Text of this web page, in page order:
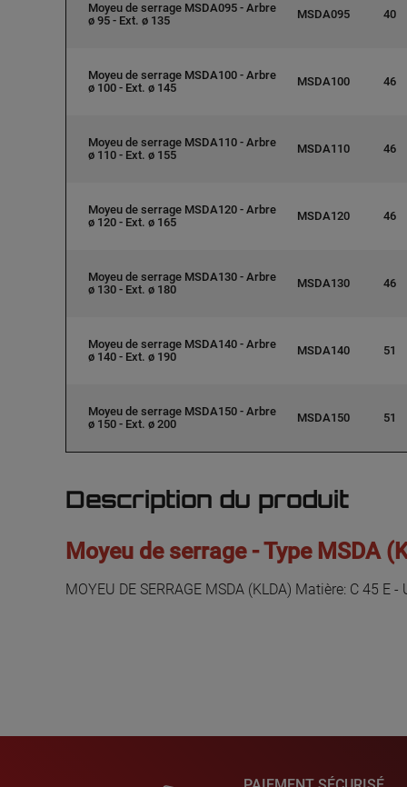
Moyeu de serrage MSDA095 - Arbre
ø 95 - Ext. ø 135
MSDA095 40
Moyeu de serrage MSDA100 - Arbre
ø 100 - Ext. ø 145
MSDA100 46
Moyeu de serrage MSDA110 - Arbre
ø 110 - Ext. ø 155
MSDA110 46
Moyeu de serrage MSDA120 - Arbre
ø 120 - Ext. ø 165
MSDA120 46
Moyeu de serrage MSDA130 - Arbre
ø 130 - Ext. ø 180
MSDA130 46
Moyeu de serrage MSDA140 - Arbre
ø 140 - Ext. ø 190
MSDA140 51
Moyeu de serrage MSDA150 - Arbre
ø 150 - Ext. ø 200
MSDA150 51
Description du produit
Moyeu de serrage - Type MSDA
MOYEU DE SERRAGE MSDA (KLDA) Matière: C 45 E -